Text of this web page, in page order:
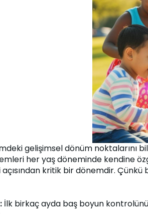
gelişimsel dönüm noktalarını
her yaş döneminde kendine
kritik bir dönemdir. Çünkü
İlk birkaç ayda baş boyun